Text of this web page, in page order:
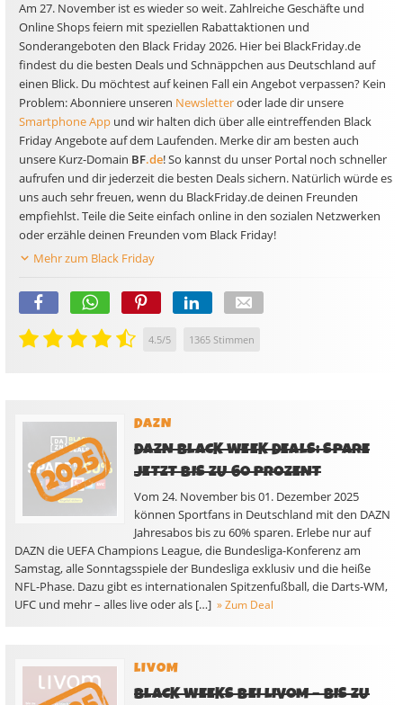
Am 27. November ist es wieder so weit. Zahlreiche Geschäfte und
Online Shops feiern mit speziellen Rabattaktionen und
Sonderangeboten den Black Friday 2026. Hier bei BlackFriday.de
findest du die besten Deals und Schnäppchen aus Deutschland auf
einen Blick. Du möchtest auf keinen Fall ein Angebot verpassen? Kein
Problem: Abonniere unseren Newsletteroder lade dir unsere
Smartphone App und wir halten dich über alle eintreffenden Black
Friday Angebote auf dem Laufenden. Merke dir am besten auch
unsere Kurz-Domain BF.de! So kannst du unser Portal noch schneller
aufrufen und dir jederzeit die besten Deals sichern. Natürlich würde es
uns auch sehr freuen, wenn du BlackFriday.de deinen Freunden
empfiehlst. Teile die Seite einfach online in den sozialen Netzwerken
oder erzähle deinen Freunden vom Black Friday!
Mehr zum Black Friday
4.5/5 1365 Stimmen
DAZN
DAZN BLACK WEEK DEALS: SPARE
JETZT BIS ZU 60 PROZENT
Vom 24. November bis 01. Dezember 2025
können Sportfans in Deutschland mit den DAZN
Jahresabos bis zu 60% sparen. Erlebe nur auf
DAZN die UEFA Champions League, die Bundesliga-Konferenz am
Samstag, alle Sonntagsspiele der Bundesliga exklusiv und die heiße
NFL-Phase. Dazu gibt es internationalen Spitzenfußball, die Darts-WM,
UFC und mehr – alles live oder als […] » Zum Deal
LIVOM
BLACK WEEKS BEI LIVOM – BIS ZU